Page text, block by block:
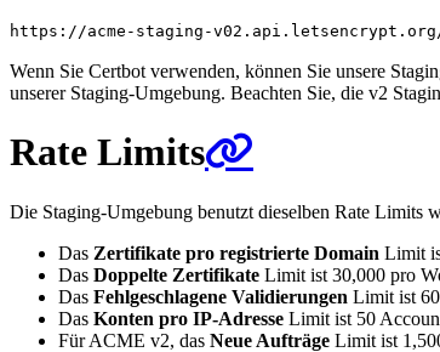
https://acme-staging-
Wenn Sie Certbot verwenden, können Sie unsere
unserer Staging-Umgebung. Beachten Sie, die v2
Rate Limits
Die Staging-Umgebung benutzt dieselben Rate Limits
Das Zertifikate pro registrierte Domain Limit
Das Doppelte Zertifikate Limit ist 30,000 pro
Das Fehlgeschlagene Validierungen Limit ist
Das Konten pro IP-Adresse Limit ist 50
Für ACME v2, das Neue Aufträge Limit ist